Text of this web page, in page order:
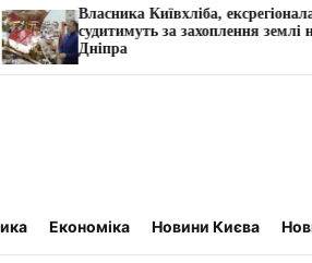
ексрегіонала Супруненка
за захоплення землі на березі
Економіка Новини Києва